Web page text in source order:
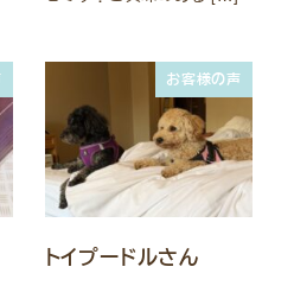
お客様の声
トイプードルさん